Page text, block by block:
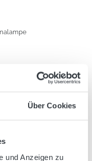
Über Cookies
und Anzeigen zu